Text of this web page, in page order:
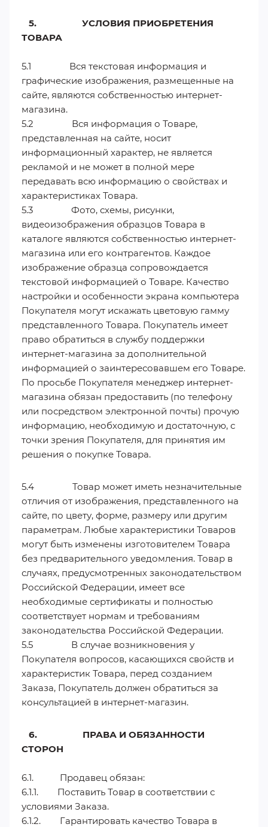
5. УСЛОВИЯ ПРИОБРЕТЕНИЯ
ТОВАРА
5.1 Вся текстовая информация и
графические изображения, размещенные на
сайте, являются собственностью интернет-
магазина.
5.2 Вся информация о Товаре,
представленная на сайте, носит
информационный характер, не является
рекламой и не может в полной мере
передавать всю информацию о свойствах и
характеристиках Товара.
5.3 Фото, схемы, рисунки,
видеоизображения образцов Товара в
каталоге являются собственностью интернет-
магазина или его контрагентов. Каждое
изображение образца сопровождается
текстовой информацией о Товаре. Качество
настройки и особенности экрана компьютера
Покупателя могут искажать цветовую гамму
представленного Товара. Покупатель имеет
право обратиться в службу поддержки
интернет-магазина за дополнительной
информацией о заинтересовавшем его Товаре.
По просьбе Покупателя менеджер интернет-
магазина обязан предоставить (по телефону
или посредством электронной почты) прочую
информацию, необходимую и достаточную, с
точки зрения Покупателя, для принятия им
решения о покупке Товара.
5.4 Товар может иметь незначительные
отличия от изображения, представленного на
сайте, по цвету, форме, размеру или другим
параметрам. Любые характеристики Товаров
могут быть изменены изготовителем Товара
без предварительного уведомления. Товар в
случаях, предусмотренных законодательством
Российской Федерации, имеет все
необходимые сертификаты и полностью
соответствует нормам и требованиям
законодательства Российской Федерации.
5.5 В случае возникновения у
Покупателя вопросов, касающихся свойств и
характеристик Товара, перед созданием
Заказа, Покупатель должен обратиться за
консультацией в интернет-магазин.
6. ПРАВА И ОБЯЗАННОСТИ
СТОРОН
6.1. Продавец обязан:
6.1.1. Поставить Товар в соответствии с
условиями Заказа.
6.1.2. Гарантировать качество Товара в